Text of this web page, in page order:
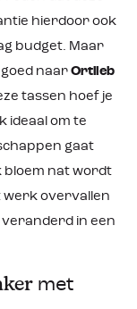
Een
binnenin
stuurbuis zorgen
stabiliteit – op
onder de
te
waterdichte
voor
Drop Bars,
een
maakt. Ook wat
heeft de geringe
de mogelijkheid
onder te
hierdoor ook
budget. Maar
naarOrtlieb
tassen hoef je
ideaal om te
gaat
bloem nat wordt
werk overvallen
in een
met